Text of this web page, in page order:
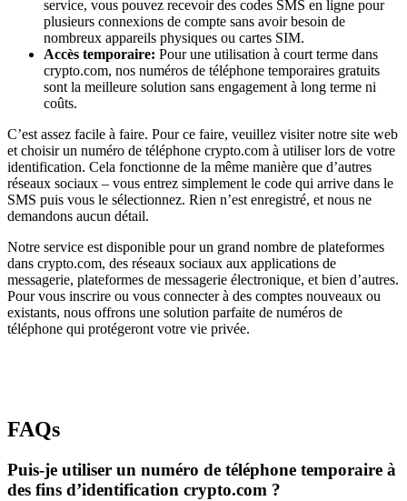
service, vous pouvez recevoir des codes SMS en ligne pour
plusieurs connexions de compte sans avoir besoin de
nombreux appareils physiques ou cartes SIM.
Accès temporaire: Pour une utilisation à court terme dans
crypto.com, nos numéros de téléphone temporaires gratuits
sont la meilleure solution sans engagement à long terme ni
coûts.
C’est assez facile à faire. Pour ce faire, veuillez visiter notre site web
et choisir un numéro de téléphone crypto.com à utiliser lors de votre
identification. Cela fonctionne de la même manière que d’autres
réseaux sociaux – vous entrez simplement le code qui arrive dans le
SMS puis vous le sélectionnez. Rien n’est enregistré, et nous ne
demandons aucun détail.
Notre service est disponible pour un grand nombre de plateformes
dans crypto.com, des réseaux sociaux aux applications de
messagerie, plateformes de messagerie électronique, et bien d’autres.
Pour vous inscrire ou vous connecter à des comptes nouveaux ou
existants, nous offrons une solution parfaite de numéros de
téléphone qui protégeront votre vie privée.
FAQs
Puis-je utiliser un numéro de téléphone temporaire à
des fins d’identification crypto.com ?